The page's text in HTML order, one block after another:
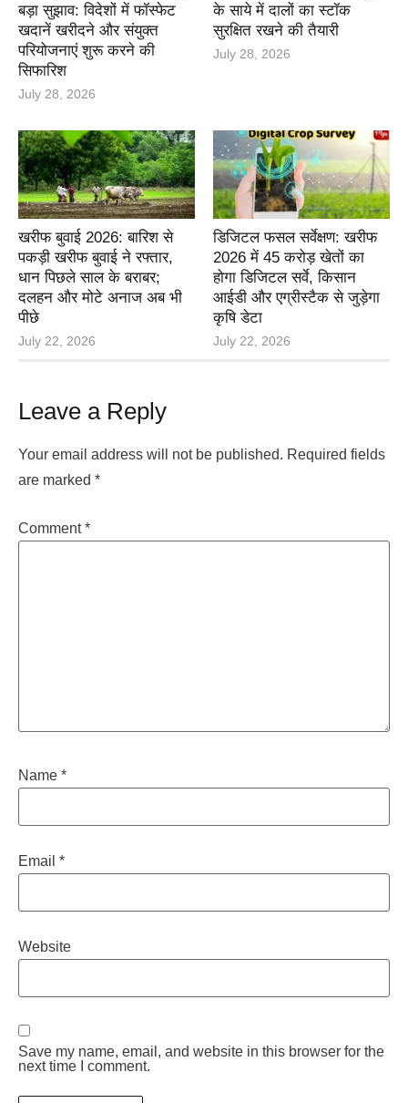
बड़ा सुझाव: विदेशों में फॉस्फेट
खदानें खरीदने और संयुक्त
परियोजनाएं शुरू करने की
सिफारिश
July 28, 2026
के साये में दालों का स्टॉक
सुरक्षित रखने की तैयारी
July 28, 2026
खरीफ बुवाई 2026: बारिश से
पकड़ी खरीफ बुवाई ने रफ्तार,
धान पिछले साल के बराबर;
दलहन और मोटे अनाज अब भी
पीछे
July 22, 2026
डिजिटल फसल सर्वेक्षण: खरीफ
2026 में 45 करोड़ खेतों का
होगा डिजिटल सर्वे, किसान
आईडी और एग्रीस्टैक से जुड़ेगा
कृषि डेटा
July 22, 2026
Leave a Reply
Your email address will not be published. Required fields
are marked *
Comment*
Name *
Email *
Website
Save my name, email, and website in this browser for the
next time I comment.